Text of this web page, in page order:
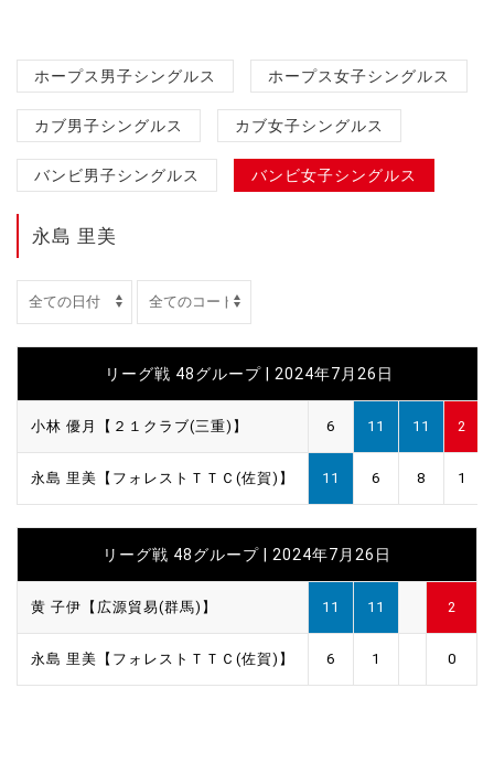
ホープス男子シングルス ホープス女子シングルス
カブ男子シングルス カブ女子シングルス
バンビ男子シングルス バンビ女子シングルス
永島 里美
リーグ戦 48グループ | 2024年7月26日
小林 優月【２１クラブ(三重)】 6 11 11 2
永島 里美【フォレストＴＴＣ(佐賀)】 11 6 8 1
リーグ戦 48グループ | 2024年7月26日
黄 子伊【広源貿易(群馬)】 11 11 2
永島 里美【フォレストＴＴＣ(佐賀)】 6 1 0